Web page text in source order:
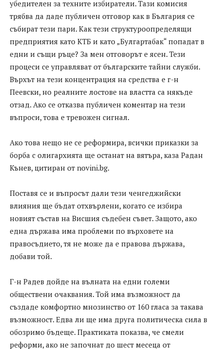
убедителен за техните избиратели. Тази комисия
трябва да даде публичен отговор как в България се
събират тези пари. Как тези структуроопределящи
предприятия като КТБ и като „Булгартабак“ попадат в
едни и същи ръце? За мен отговорът е ясен. Тези
процеси се управляват от българските тайни служби.
Върхът на тези концентрация на средства е г-н
Пеевски, но реалните лостове на властта са някъде
отзад. Ако се отказва публичен коментар на тези
въпроси, това е тревожен сигнал.
Ако това нещо не се реформира, всички приказки за
борба с олигархията ще останат на вятъра, каза Радан
Кънев, цитиран от novini.bg.
Поставя се и въпросът дали тези ченгеджийски
влияния ще бъдат отхвърлени, когато се избира
новият състав на Висшия съдебен съвет. Защото, ако
една държава има проблеми по върховете на
правосъдието, тя не може да е правова държава,
добави той.
Г-н Радев дойде на вълната на едни големи
обществени очаквания. Той има възможност да
създаде комфортно мнозинство от 160 гласа за такава
възможност. Едва ли ще има друга политическа сила в
обозримо бъдеще. Практиката показва, че смели
реформи, ако не започнат до шест месеца от